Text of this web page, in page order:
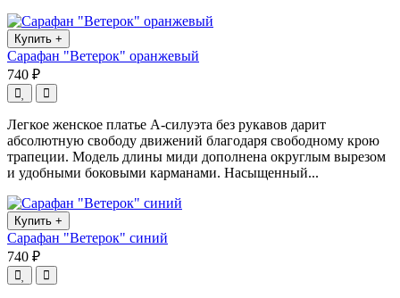
Купить +
Сарафан "Ветерок" оранжевый
740 ₽
Легкое женское платье А-силуэта без рукавов дарит
абсолютную свободу движений благодаря свободному крою
трапеции. Модель длины миди дополнена округлым вырезом
и удобными боковыми карманами. Насыщенный...
Купить +
Сарафан "Ветерок" синий
740 ₽